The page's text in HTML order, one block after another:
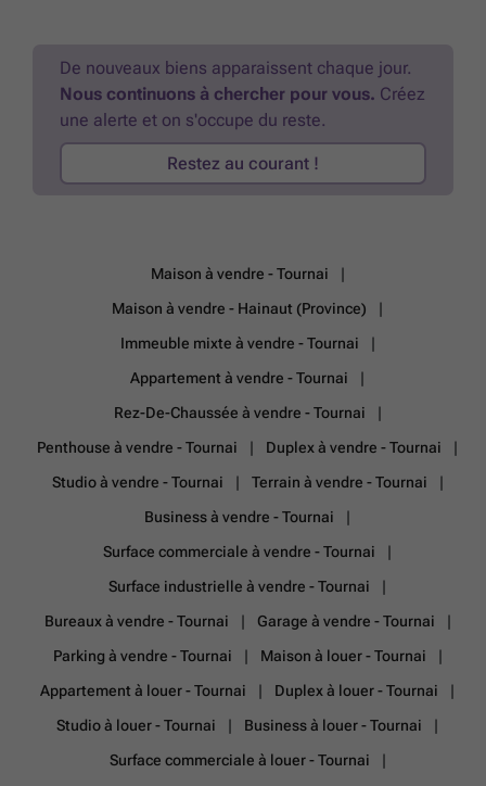
sondage du terrain…) ✔ Coordinateur de sécurité & assurance
décennale ✔ Budget frais de raccordement & Certibeau 📍 Visitez
notre maison témoin ! 📆 Sur rendez-vous 7j/7 📞 ### 🔗 Plus d’infos
De nouveaux biens apparaissent chaque jour.
Nous continuons à chercher pour vous. Créez
une alerte et on s'occupe du reste.
Restez au courant !
Maison à vendre - Tournai
Maison à vendre - Hainaut (Province)
Immeuble mixte à vendre - Tournai
Appartement à vendre - Tournai
Rez-De-Chaussée à vendre - Tournai
Penthouse à vendre - Tournai
Duplex à vendre - Tournai
Studio à vendre - Tournai
Terrain à vendre - Tournai
Business à vendre - Tournai
Surface commerciale à vendre - Tournai
Surface industrielle à vendre - Tournai
Bureaux à vendre - Tournai
Garage à vendre - Tournai
Parking à vendre - Tournai
Maison à louer - Tournai
Appartement à louer - Tournai
Duplex à louer - Tournai
Studio à louer - Tournai
Business à louer - Tournai
Surface commerciale à louer - Tournai